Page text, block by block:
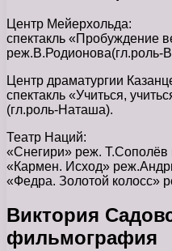
Центр Мейерхольда:
спектакль «Пробуждение
реж.В.Родионова(гл.роль-
Центр драматургии
спектакль «Учиться,
(гл.роль-Наташа).
Театр Наций:
«Снегири» реж.
«Кармен. Исход»
«Федра. Золотой колосс»
Виктория
фильмография